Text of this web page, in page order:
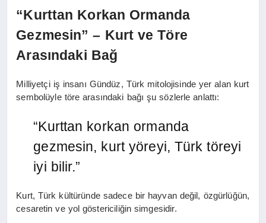
“Kurttan Korkan Ormanda
Gezmesin” – Kurt ve Töre
Arasındaki Bağ
Milliyetçi iş insanı Gündüz, Türk mitolojisinde yer alan kurt
sembolüyle töre arasındaki bağı şu sözlerle anlattı:
“Kurttan korkan ormanda
gezmesin, kurt yöreyi, Türk töreyi
iyi bilir.”
Kurt, Türk kültüründe sadece bir hayvan değil, özgürlüğün,
cesaretin ve yol göstericiliğin simgesidir.